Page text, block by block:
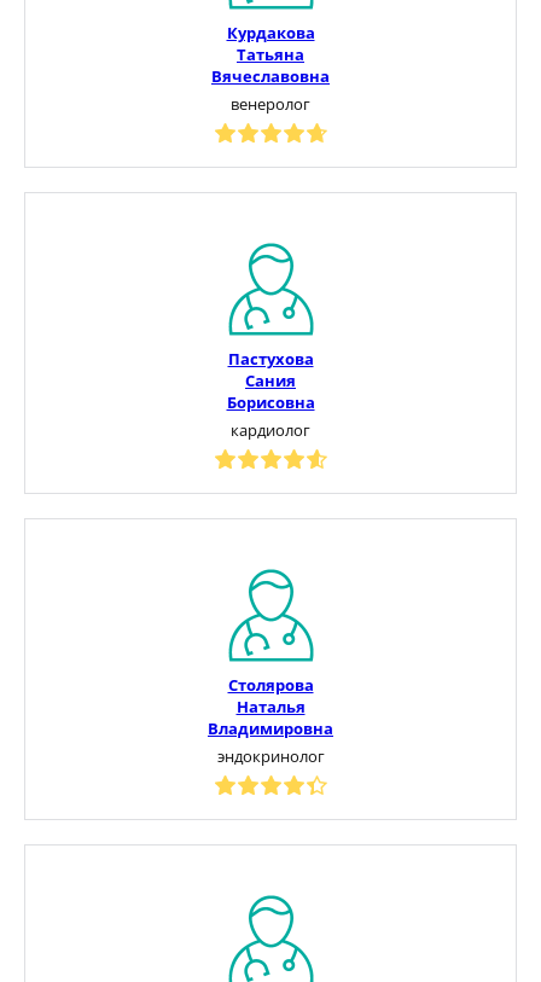
Курдакова
Татьяна
Вячеславовна
венеролог
Пастухова
Сания
Борисовна
кардиолог
Столярова
Наталья
Владимировна
эндокринолог